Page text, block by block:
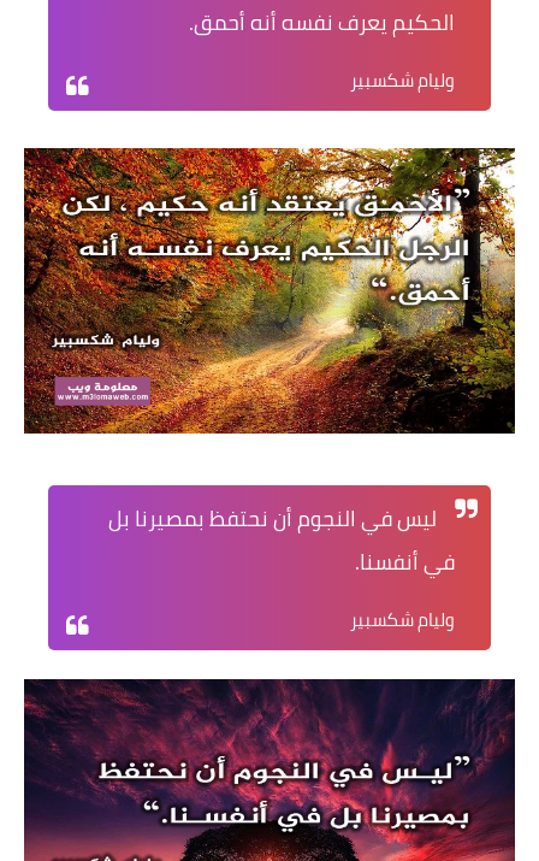
الحكيم يعرف نفسه أنه أحمق.
وليام شكسبير
ليس في النجوم أن نحتفظ بمصيرنا بل
في أنفسنا.
وليام شكسبير